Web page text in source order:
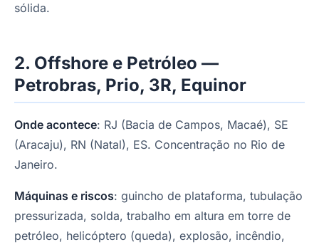
sólida.
2. Offshore e Petróleo —
Petrobras, Prio, 3R, Equinor
Onde acontece: RJ (Bacia de Campos, Macaé), SE
(Aracaju), RN (Natal), ES. Concentração no Rio de
Janeiro.
Máquinas e riscos: guincho de plataforma, tubulação
pressurizada, solda, trabalho em altura em torre de
petróleo, helicóptero (queda), explosão, incêndio,